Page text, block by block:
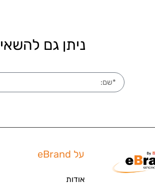
ניתן גם
על eBrand
אודות